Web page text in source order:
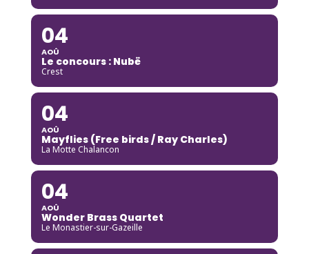
04
AOÛ
Le concours : Nubë
Crest
04
AOÛ
Mayflies (Free birds / Ray Charles)
La Motte Chalancon
04
AOÛ
Wonder Brass Quartet
Le Monastier-sur-Gazeille